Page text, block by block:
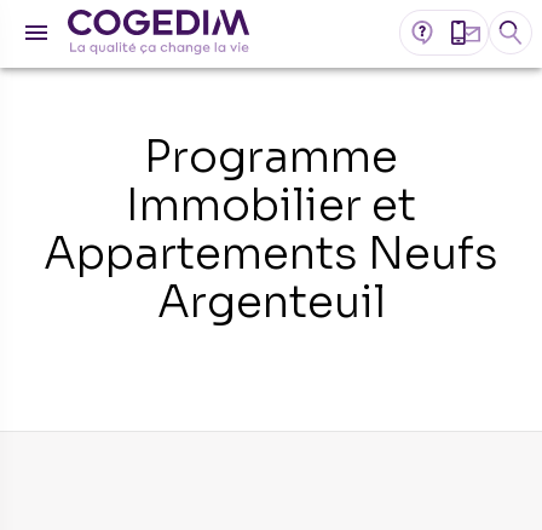
Programme
Immobilier et
Appartements Neufs
Argenteuil